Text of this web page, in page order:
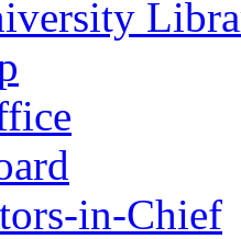
in-Chief